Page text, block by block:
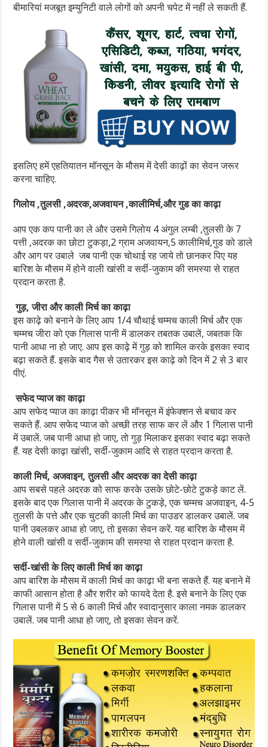
बीमारियां मजबूत इम्युनिटी वाले लोगों को अपनी चपेट में नहीं ले सकती हैं.
इसलिए हमें एहतियातन मॉनसून के मौसम में देसी काढ़ों का सेवन जरूर
करना चाहिए.
गिलोय ,तुलसी ,अदरक,अजवायन ,कालीमिर्च,और गुड का काढ़ा
आप एक कप पानी का ले और उसमे गिलोय 4 अंगुल लम्बी ,तुलसी के 7
पत्ती ,अदरक का छोटा टुकड़ा,2 ग्राम अजवायन,5 कालीमिर्च,गुड को डाले
और आग पर उबाले जब पानी एक चोथाई रह जाये तो छानकर पिए यह
बारिश के मौसम में होने वाली खांसी व सर्दी-जुकाम की समस्या से राहत
प्रदान करता है.
गुड़, जीरा और काली मिर्च का काढ़ा
इस काढ़े को बनाने के लिए आप 1/4 चौथाई चम्मच काली मिर्च और एक
चम्मच जीरा को एक गिलास पानी में डालकर तबतक उबालें, जबतक कि
पानी आधा ना हो जाए. आप इस काढ़े में गुड़ को शामिल करके इसका स्वाद
बढ़ा सकते हैं. इसके बाद गैस से उतारकर इस काढ़े को दिन में 2 से 3 बार
पीएं.
सफेद प्याज का काढ़ा
आप सफेद प्याज का काढ़ा पीकर भी मॉनसून में इंफेक्शन से बचाव कर
सकते हैं. आप सफेद प्याज को अच्छी तरह साफ कर लें और 1 गिलास पानी
में उबालें. जब पानी आधा हो जाए, तो गुड़ मिलाकर इसका स्वाद बढ़ा सकते
हैं. यह देसी काढ़ा खांसी, सर्दी-जुकाम आदि से राहत प्रदान करता है.
काली मिर्च, अजवाइन, तुलसी और अदरक का देसी काढ़ा
आप सबसे पहले अदरक को साफ करके उसके छोटे-छोटे टुकड़े काट लें.
इसके बाद एक गिलास पानी में अदरक के टुकड़े, एक चम्मच अजवाइन, 4-5
तुलसी के पत्ते और एक चुटकी काली मिर्च का पाउडर डालकर उबालें. जब
पानी उबलकर आधा हो जाए, तो इसका सेवन करें. यह बारिश के मौसम में
होने वाली खांसी व सर्दी-जुकाम की समस्या से राहत प्रदान करता है.
सर्दी-खांसी के लिए काली मिर्च का काढ़ा
आप बारिश के मौसम में काली मिर्च का काढ़ा भी बना सकते हैं. यह बनाने में
काफी आसान होता है और शरीर को फायदे देता है. इसे बनाने के लिए एक
गिलास पानी में 5 से 6 काली मिर्च और स्वादानुसार काला नमक डालकर
उबालें. जब पानी आधा हो जाए, तो इसका सेवन करें.